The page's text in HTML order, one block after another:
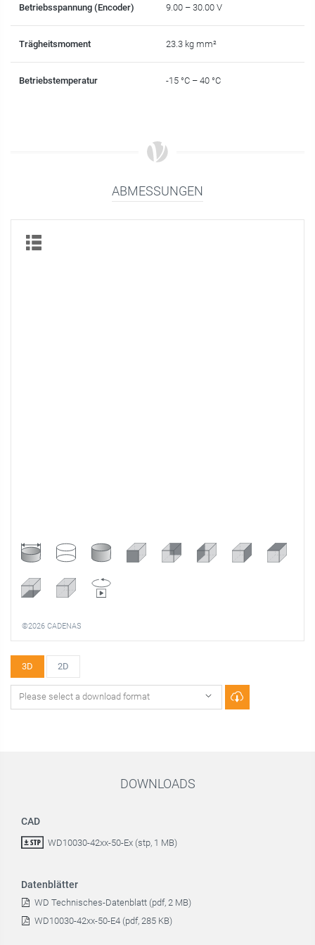
Betriebsspannung (Encoder) 9.00 – 30.00 V
Trägheitsmoment 23.3 kg mm²
Betriebstemperatur -15 °C – 40 °C
ABMESSUNGEN
©2026 CADENAS
3D 2D
DOWNLOADS
CAD
WD10030-42xx-50-Ex (stp, 1 MB)
Datenblätter
WD Technisches-Datenblatt (pdf, 2 MB)
WD10030-42xx-50-E4 (pdf, 285 KB)